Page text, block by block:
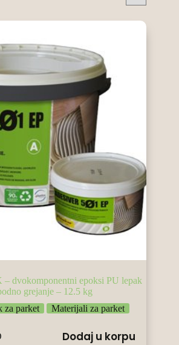
– dvokomponentni epoksi PU lepak
grejanje – 12.5 kg
za parket
Materijali za parket
Dodaj u korpu